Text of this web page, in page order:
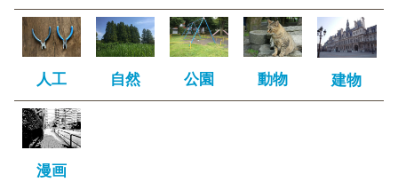
人工 自然 公園 動物 建物
漫画